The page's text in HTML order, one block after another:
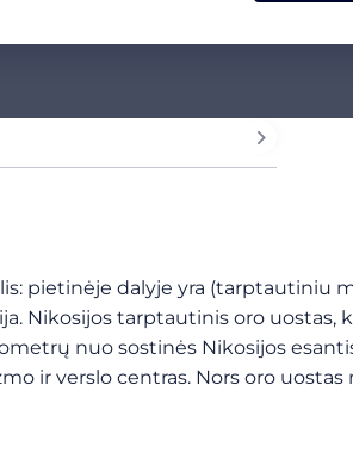
pietinėje dalyje yra (tarptautiniu
Nikosijos tarptautinis oro uostas,
nuo sostinės Nikosijos
ir verslo centras. Nors oro uostas